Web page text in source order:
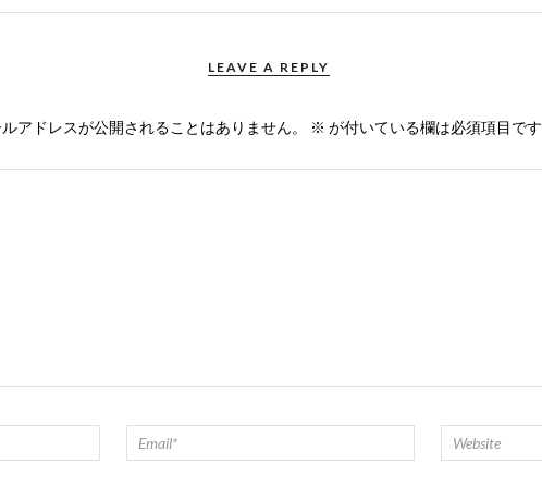
LEAVE A REPLY
ルアドレスが公開されることはありません。 ※ が付いている欄は必須項目です